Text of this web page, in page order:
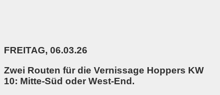
FREITAG, 06.03.26
Zwei Routen für die Vernissage Hoppers KW
10: Mitte-Süd oder West-End.